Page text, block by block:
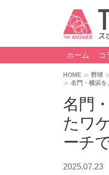
ホーム コ
HOME 野球
名門・横浜
名門
たワ
ーチ
2025.07.23